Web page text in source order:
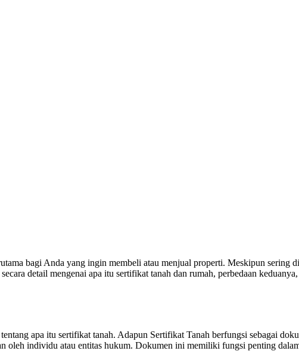
bagi Anda yang ingin membeli atau menjual properti. Meskipun sering
detail mengenai apa itu sertifikat tanah dan rumah, perbedaan
apa itu sertifikat tanah. Adapun Sertifikat Tanah berfungsi sebagai
oleh individu atau entitas hukum. Dokumen ini memiliki fungsi penting